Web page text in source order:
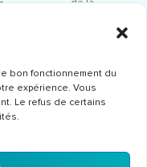
bon fonctionnement du
expérience. Vous
Le refus de certains
de la
ACTIONS
DE
FORMATION